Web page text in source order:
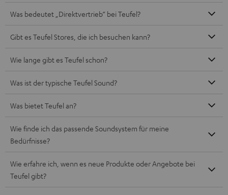
Was bedeutet „Direktvertrieb“ bei Teufel?
Gibt es Teufel Stores, die ich besuchen kann?
Wie lange gibt es Teufel schon?
Was ist der typische Teufel Sound?
Was bietet Teufel an?
Wie finde ich das passende Soundsystem für meine
Bedürfnisse?
Wie erfahre ich, wenn es neue Produkte oder Angebote bei
Teufel gibt?